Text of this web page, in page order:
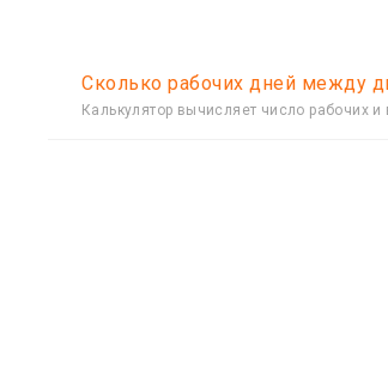
Сколько рабочих дней между
Калькулятор вычисляет число